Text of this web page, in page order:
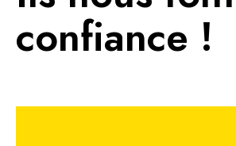
confiance !